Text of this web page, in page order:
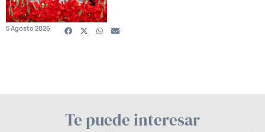
5 Agosto 2026
Te puede interesar